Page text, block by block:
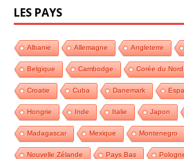
LES PAYS
Albanie Allemagne Angleterre
Belgique Cambodge Corée du Nord
Croatie Cuba Danemark
Hongrie Inde Italie Japon
Madagascar Mexique Montenegro
Nouvelle Zélande Pays Bas